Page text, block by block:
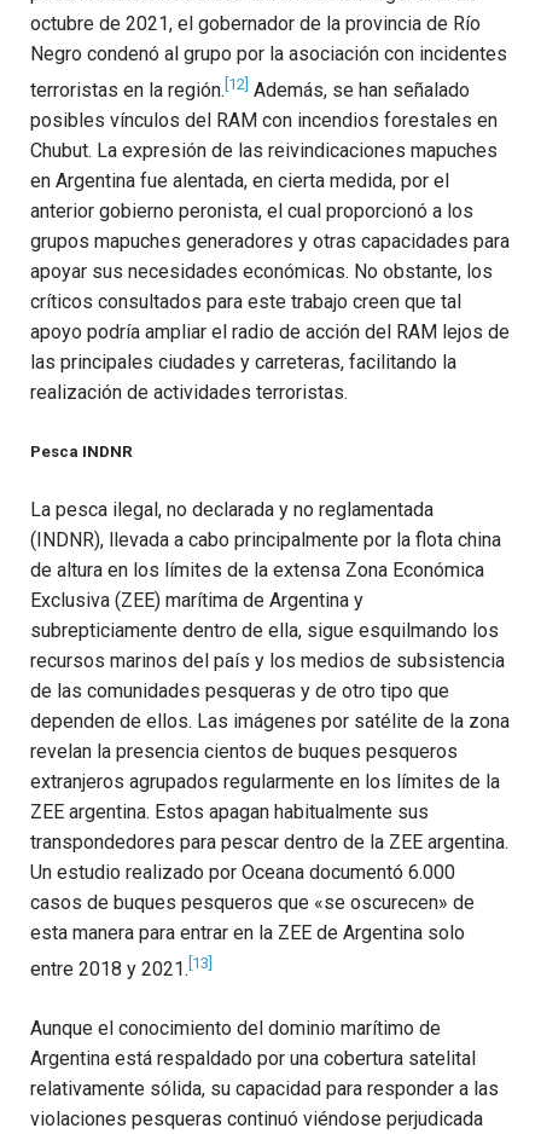
octubre de 2021, el gobernador de la provincia de Río
Negro condenó al grupo por la asociación con incidentes
terroristas en la región. [12] Además, se han señalado
posibles vínculos del RAM con incendios forestales en
Chubut. La expresión de las reivindicaciones mapuches
en Argentina fue alentada, en cierta medida, por el
anterior gobierno peronista, el cual proporcionó a los
grupos mapuches generadores y otras capacidades para
apoyar sus necesidades económicas. No obstante, los
críticos consultados para este trabajo creen que tal
apoyo podría ampliar el radio de acción del RAM lejos de
las principales ciudades y carreteras, facilitando la
realización de actividades terroristas.
Pesca INDNR
La pesca ilegal, no declarada y no reglamentada
(INDNR), llevada a cabo principalmente por la flota china
de altura en los límites de la extensa Zona Económica
Exclusiva (ZEE) marítima de Argentina y
subrepticiamente dentro de ella, sigue esquilmando los
recursos marinos del país y los medios de subsistencia
de las comunidades pesqueras y de otro tipo que
dependen de ellos. Las imágenes por satélite de la zona
revelan la presencia cientos de buques pesqueros
extranjeros agrupados regularmente en los límites de la
ZEE argentina. Estos apagan habitualmente sus
transpondedores para pescar dentro de la ZEE argentina.
Un estudio realizado por Oceana documentó 6.000
casos de buques pesqueros que «se oscurecen» de
esta manera para entrar en la ZEE de Argentina solo
entre 2018 y 2021. [13]
Aunque el conocimiento del dominio marítimo de
Argentina está respaldado por una cobertura satelital
relativamente sólida, su capacidad para responder a las
violaciones pesqueras continuó viéndose perjudicada